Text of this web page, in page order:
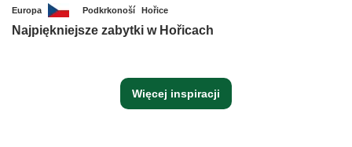
Europa Podkrkonoší Hořice
Najpiękniejsze zabytki w Hořicach
Więcej inspiracji